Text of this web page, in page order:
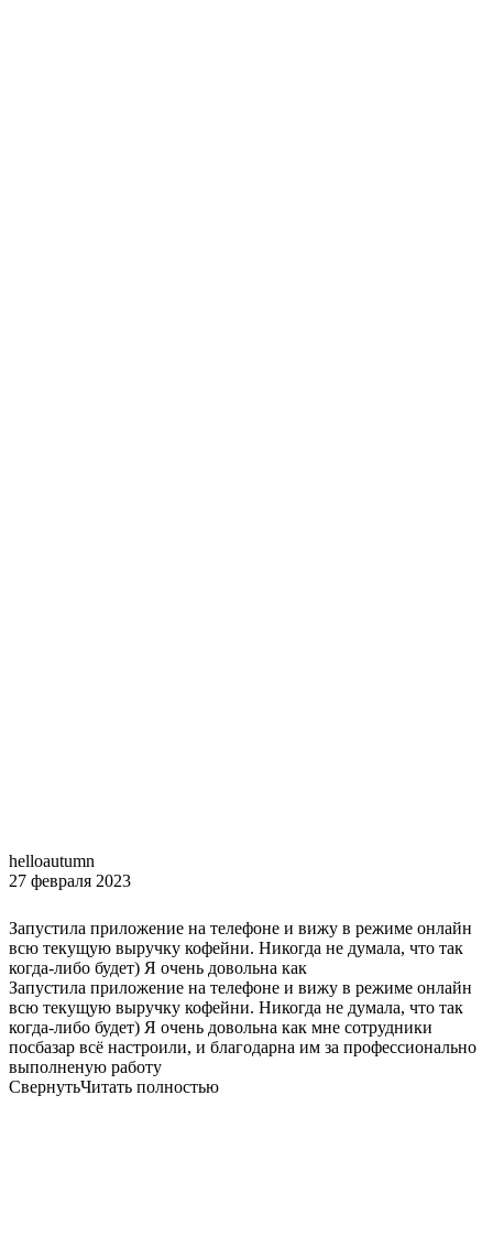
helloautumn
27 февраля 2023
Запустила приложение на телефоне и вижу в режиме онлайн
всю текущую выручку кофейни. Никогда не думала, что так
когда-либо будет) Я очень довольна как
Запустила приложение на телефоне и вижу в режиме онлайн
всю текущую выручку кофейни. Никогда не думала, что так
когда-либо будет) Я очень довольна как мне сотрудники
посбазар всё настроили, и благодарна им за профессионально
выполненую работу
СвернутьЧитать полностью